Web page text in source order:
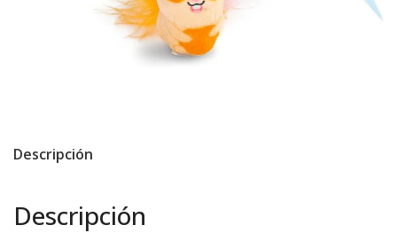
Descripción
Descripción